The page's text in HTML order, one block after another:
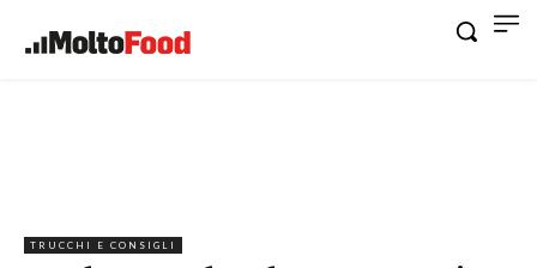
TRUCCHI E CONSIGLI